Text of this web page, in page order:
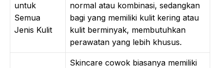
untuk
Semua
Jenis Kulit
normal atau kombinasi, sedangkan
bagi yang memiliki kulit kering atau
kulit berminyak, membutuhkan
perawatan yang lebih khusus.
Skincare cowok biasanya memiliki